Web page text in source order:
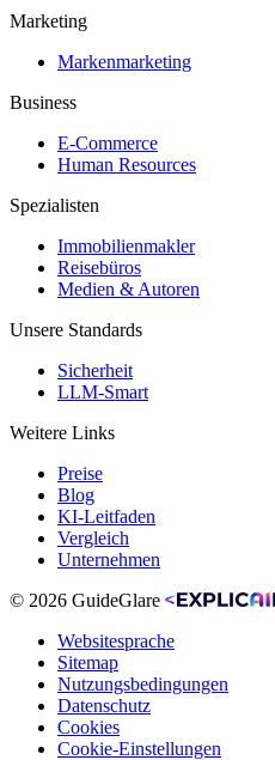
Marketing
Markenmarketing
Business
E-Commerce
Human Resources
Spezialisten
Immobilienmakler
Reisebüros
Medien & Autoren
Unsere Standards
Sicherheit
LLM-Smart
Weitere Links
Preise
Blog
KI-Leitfaden
Vergleich
Unternehmen
© 2026 GuideGlare
Websitesprache
Sitemap
Nutzungsbedingungen
Datenschutz
Cookies
Cookie-Einstellungen